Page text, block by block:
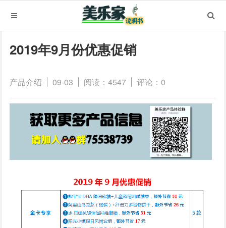
2019年9月份优惠促销
产品介绍 09-03 阅读：4547 评论：0